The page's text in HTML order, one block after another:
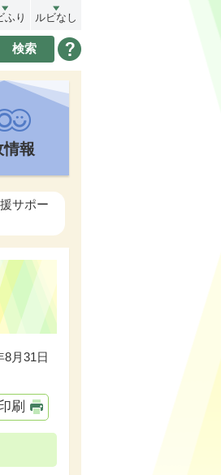
ふり ルビなし
情報
サポー
月31日
刷